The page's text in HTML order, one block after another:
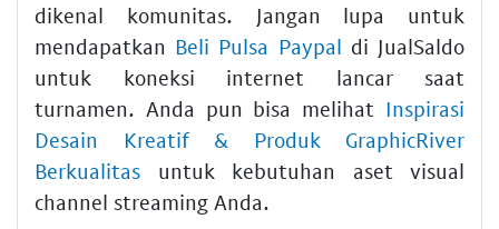
dikenal komunitas. Jangan lupa untuk
mendapatkan Beli Pulsa Paypal di JualSaldo
untuk koneksi internet lancar saat
turnamen. Anda pun bisa melihat Inspirasi
Desain Kreatif & Produk GraphicRiver
Berkualitas untuk kebutuhan aset visual
channel streaming Anda.